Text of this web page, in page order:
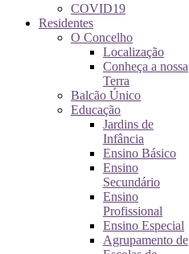
COVID19
Residentes
O Concelho
Localização
Conheça a nossa
Terra
Balcão Único
Educação
Jardins de
Infância
Ensino Básico
Ensino
Secundário
Ensino
Profissional
Ensino Especial
Agrupamento de